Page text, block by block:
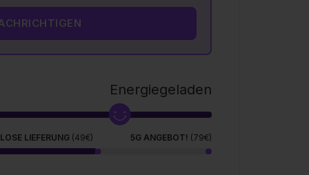
Energiegeladen
LIEFERUNG (49€) 5G ANGEBOT! (79€)